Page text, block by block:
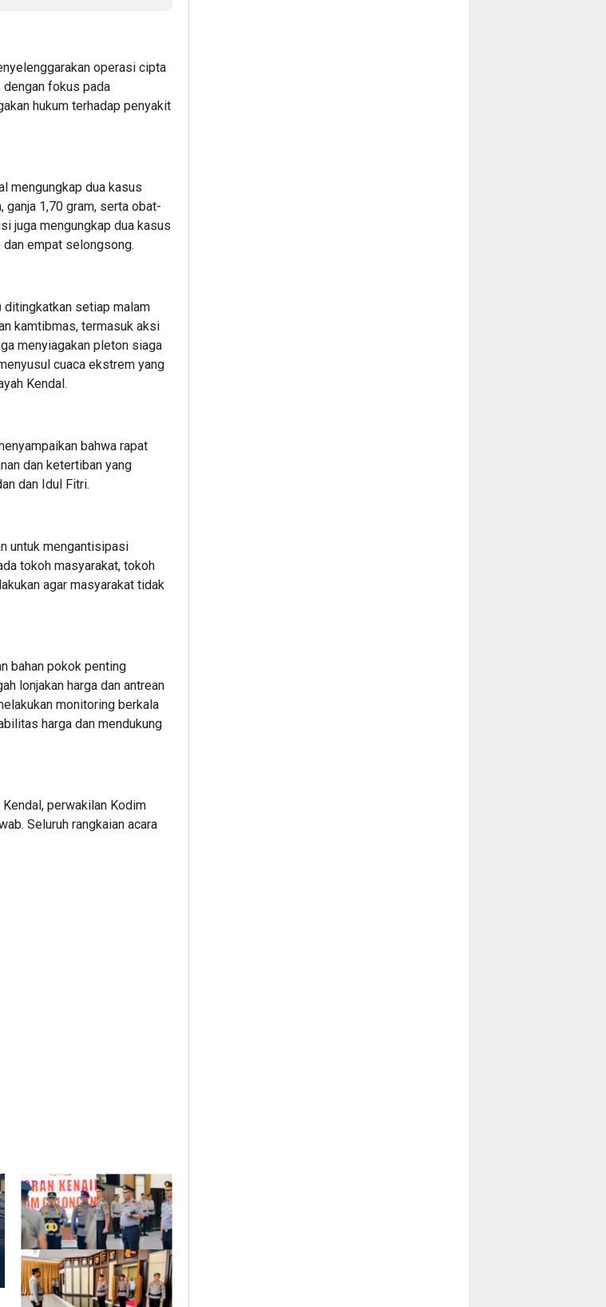
operasi cipta
dengan fokus pada
hukum terhadap penyakit
mengungkap dua kasus
ganja 1,70 gram, serta obat-
juga mengungkap dua kasus
empat selongsong.
ditingkatkan setiap malam
kamtibmas, termasuk aksi
menyiagakan pleton siaga
cuaca ekstrem yang
Kendal.
bahwa rapat
dan ketertiban yang
dan Idul Fitri.
untuk mengantisipasi
tokoh masyarakat, tokoh
agar masyarakat tidak
bahan pokok penting
lonjakan harga dan antrean
monitoring berkala
harga dan mendukung
perwakilan Kodim
Seluruh rangkaian acara